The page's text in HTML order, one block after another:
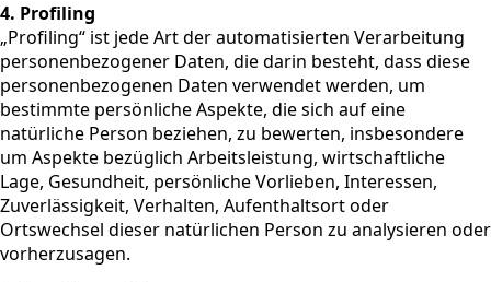
4. Profiling
„Profiling“ ist jede Art der automatisierten Verarbeitung
personenbezogener Daten, die darin besteht, dass diese
personenbezogenen Daten verwendet werden, um
bestimmte persönliche Aspekte, die sich auf eine
natürliche Person beziehen, zu bewerten, insbesondere
um Aspekte bezüglich Arbeitsleistung, wirtschaftliche
Lage, Gesundheit, persönliche Vorlieben, Interessen,
Zuverlässigkeit, Verhalten, Aufenthaltsort oder
Ortswechsel dieser natürlichen Person zu analysieren oder
vorherzusagen.